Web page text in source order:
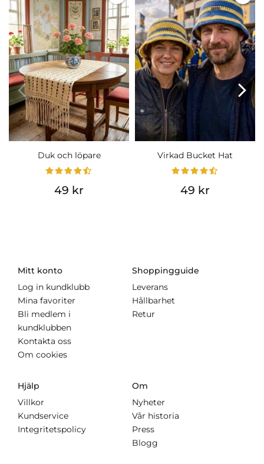
Duk och löpare
49 kr
Virkad Bucket Hat
49 kr
Mitt konto
Log in kundklubb
Mina favoriter
Bli medlem i
kundklubben
Kontakta oss
Om cookies
Shoppingguide
Leverans
Hållbarhet
Retur
Hjälp
Villkor
Kundservice
Integritetspolicy
Om
Nyheter
Vår historia
Press
Blogg